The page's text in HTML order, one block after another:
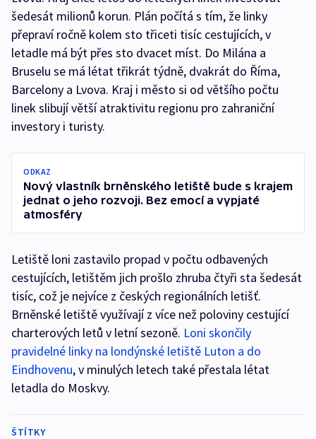
šedesát milionů korun. Plán počítá s tím, že linky
přepraví ročně kolem sto třiceti tisíc cestujících, v
letadle má být přes sto dvacet míst. Do Milána a
Bruselu se má létat třikrát týdně, dvakrát do Říma,
Barcelony a Lvova. Kraj i město si od většího počtu
linek slibují větší atraktivitu regionu pro zahraniční
investory i turisty.
ODKAZ
Nový vlastník brněnského letiště bude s krajem
jednat o jeho rozvoji. Bez emocí a vypjaté
atmosféry
Letiště loni zastavilo propad v počtu odbavených
cestujících, letištěm jich prošlo zhruba čtyři sta šedesát
tisíc, což je nejvíce z českých regionálních letišť.
Brněnské letiště využívají z více než poloviny cestující
charterových letů v letní sezoně. Loni skončily
pravidelné linky na londýnské letiště Luton a do
Eindhovenu, v minulých letech také přestala létat
letadla do Moskvy.
ŠTÍTKY